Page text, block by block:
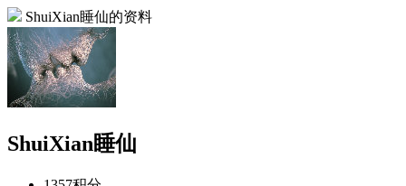
ShuiXian睡仙的资料
ShuiXian睡仙